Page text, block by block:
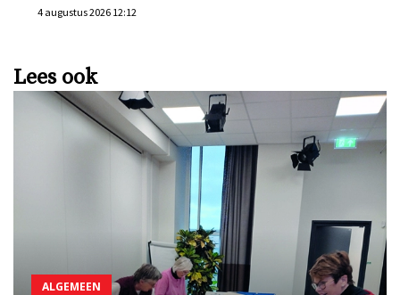
4 augustus 2026 12:12
Lees ook
ALGEMEEN